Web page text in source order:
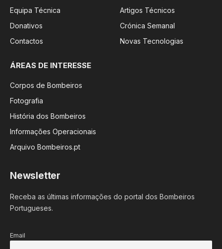
Equipa Técnica
Donativos
Contactos
Artigos Técnicos
Crónica Semanal
Novas Tecnologias
ÁREAS DE INTERESSE
Corpos de Bombeiros
Fotografia
História dos Bombeiros
Informações Operacionais
Arquivo Bombeiros.pt
Newsletter
Receba as últimas informações do portal dos Bombeiros
Portugueses.
Email